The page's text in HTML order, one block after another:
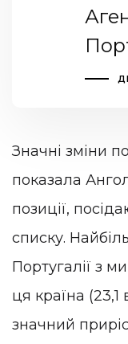
Значні зміни
показала
позиції,
списку.
Португалії з
ця країна (23,1
значний